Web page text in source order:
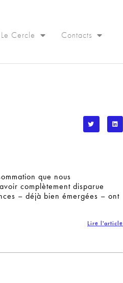
Le Cercle Contacts
que nous
complètement disparue
– déjà bien émergées – ont
Lire l'article